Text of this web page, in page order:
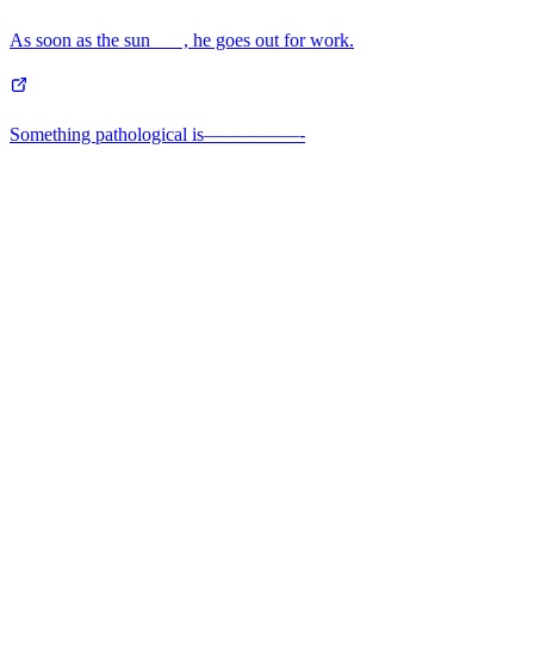
As soon as the sun___ , he goes out for work.
Something pathological is—————-